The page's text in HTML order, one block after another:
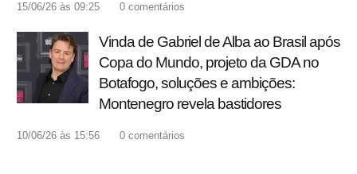
15/06/26 às 09:25 0 comentários
Vinda de Gabriel de Alba ao Brasil após
Copa do Mundo, projeto da GDA no
Botafogo, soluções e ambições:
Montenegro revela bastidores
10/06/26 às 15:56 0 comentários